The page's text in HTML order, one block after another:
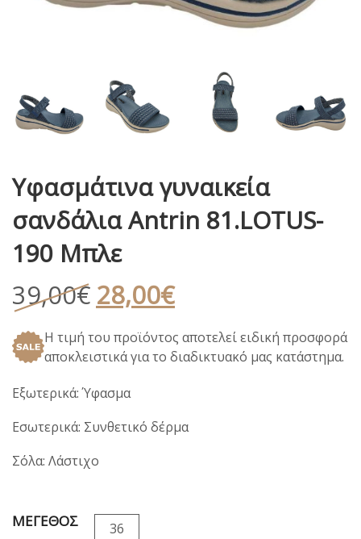
Υφασμάτινα γυναικεία
σανδάλια Antrin 81.LOTUS-
190 Μπλε
39,00€ Original
price
was:
39,00€.
28,00€Η
τρέχουσα
τιμή
είναι:
Η τιμή του προϊόντος αποτελεί ειδική προσφορά
αποκλειστικά για το διαδικτυακό μας κατάστημα.
Εξωτερικά: Ύφασμα
Εσωτερικά: Συνθετικό δέρμα
Σόλα: Λάστιχο
ΜΕΓΕΘΟΣ 36